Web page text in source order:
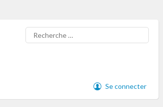
Se connecter
Recherche